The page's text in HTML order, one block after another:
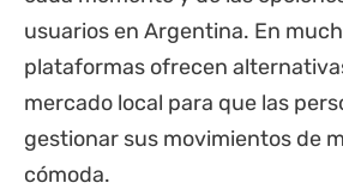
usuarios en Argentina. En
plataformas ofrecen
mercado local para que las
gestionar sus movimientos de
cómoda.